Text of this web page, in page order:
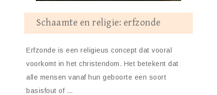
Schaamte en religie: erfzonde
Erfzonde is een religieus concept dat vooral
voorkomt in het christendom. Het betekent dat
alle mensen vanaf hun geboorte een soort
basisfout of …